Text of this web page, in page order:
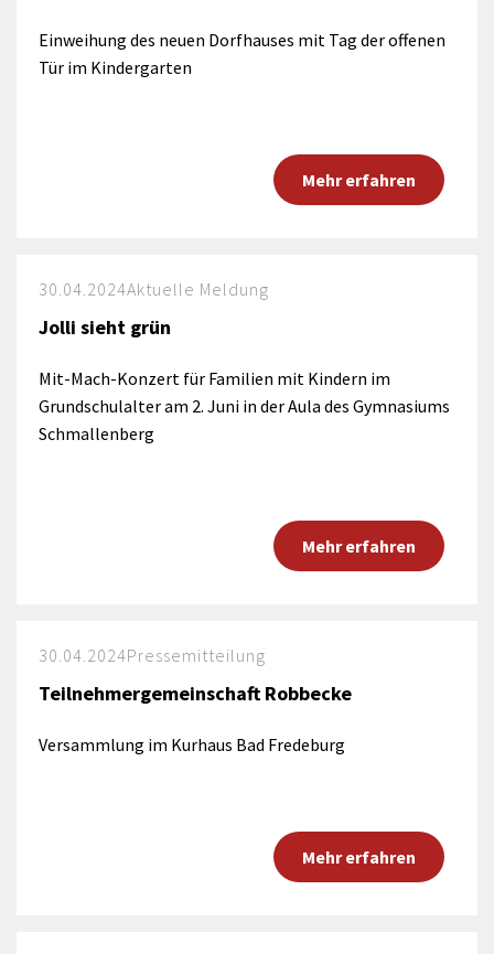
Einweihung des neuen Dorfhauses mit Tag der offenen
Tür im Kindergarten
Mehr erfahren
30.04.2024Aktuelle Meldung
Jolli sieht grün
Mit-Mach-Konzert für Familien mit Kindern im
Grundschulalter am 2. Juni in der Aula des Gymnasiums
Schmallenberg
Mehr erfahren
30.04.2024Pressemitteilung
Teilnehmergemeinschaft Robbecke
Versammlung im Kurhaus Bad Fredeburg
Mehr erfahren